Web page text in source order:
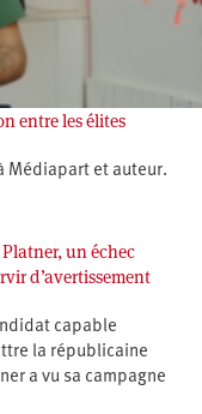
entre les élites
Médiapart et auteur.
un échec
d’avertissement
capable
la républicaine
a vu sa campagne